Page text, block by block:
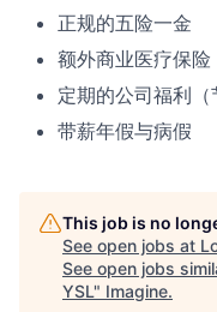
正规的五险一金
额外商业医疗保险
定期的公司福利（
带薪年假与病假
This job is no
See open jobs at
See open jobs
YSL" Imagine.